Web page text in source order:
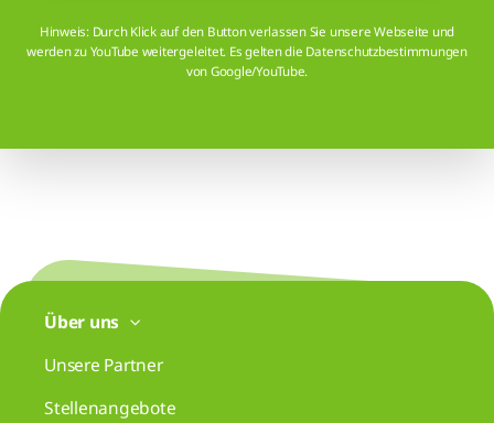
Hinweis: Durch Klick auf den Button verlassen Sie unsere Webseite und
werden zu YouTube weitergeleitet. Es gelten die Datenschutzbestimmungen
von Google/YouTube.
Über uns
Unsere Partner
Stellenangebote